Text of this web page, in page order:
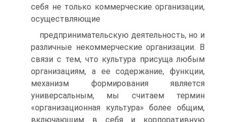
себя не только коммерческие организации,
осуществляющие
предпринимательскую деятельность, но и
различные некоммерческие организации. В
связи с тем, что культура присуща любым
организациям, а ее содержание, функции,
механизм формирования является
универсальным, мы считаем термин
«организационная культура» более общим,
включающим в себя и корпоративную